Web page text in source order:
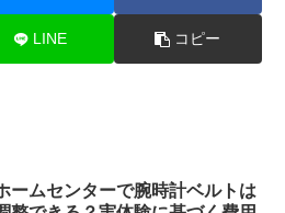
LINE コピー
ームセンターで腕時計ベルトは